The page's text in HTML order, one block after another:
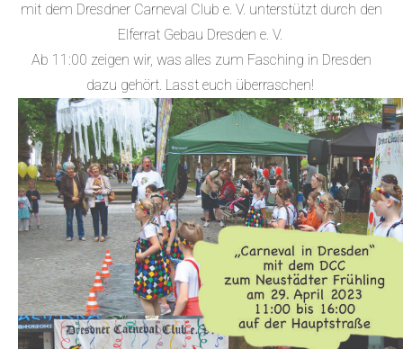
mit dem Dresdner Carneval Club e. V. unterstützt durch den
Elferrat Gebau Dresden e. V.
Ab 11:00 zeigen wir, was alles zum Fasching in Dresden
dazu gehört. Lasst euch überraschen!